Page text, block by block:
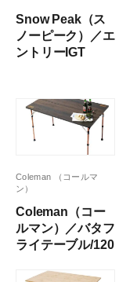
Snow Peak（ス
ノーピーク）／エ
ントリーIGT
Coleman （コールマ
ン）
Coleman（コー
ルマン）／バタフ
ライテーブル/120